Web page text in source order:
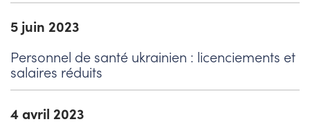
5 juin 2023
Personnel de santé ukrainien : licenciements et
salaires réduits
4 avril 2023